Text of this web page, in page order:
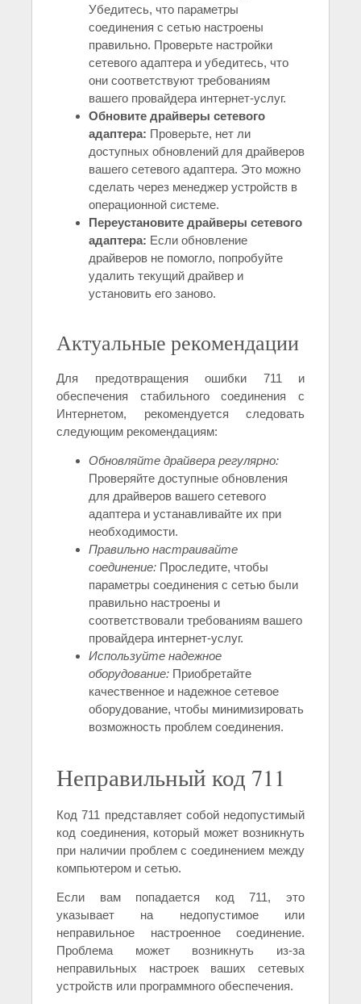
Убедитесь, что параметры
соединения с сетью настроены
правильно. Проверьте настройки
сетевого адаптера и убедитесь, что
они соответствуют требованиям
вашего провайдера интернет-услуг.
Обновите драйверы сетевого
адаптера: Проверьте, нет ли
доступных обновлений для драйверов
вашего сетевого адаптера. Это можно
сделать через менеджер устройств в
операционной системе.
Переустановите драйверы сетевого
адаптера: Если обновление
драйверов не помогло, попробуйте
удалить текущий драйвер и
установить его заново.
Актуальные рекомендации
Для предотвращения ошибки 711 и
обеспечения стабильного соединения с
Интернетом, рекомендуется следовать
следующим рекомендациям:
Обновляйте драйвера регулярно:
Проверяйте доступные обновления
для драйверов вашего сетевого
адаптера и устанавливайте их при
необходимости.
Правильно настраивайте
соединение: Проследите, чтобы
параметры соединения с сетью были
правильно настроены и
соответствовали требованиям вашего
провайдера интернет-услуг.
Используйте надежное
оборудование: Приобретайте
качественное и надежное сетевое
оборудование, чтобы минимизировать
возможность проблем соединения.
Неправильный код 711
Код 711 представляет собой недопустимый
код соединения, который может возникнуть
при наличии проблем с соединением между
компьютером и сетью.
Если вам попадается код 711, это
указывает на недопустимое или
неправильное настроенное соединение.
Проблема может возникнуть из-за
неправильных настроек ваших сетевых
устройств или программного обеспечения.